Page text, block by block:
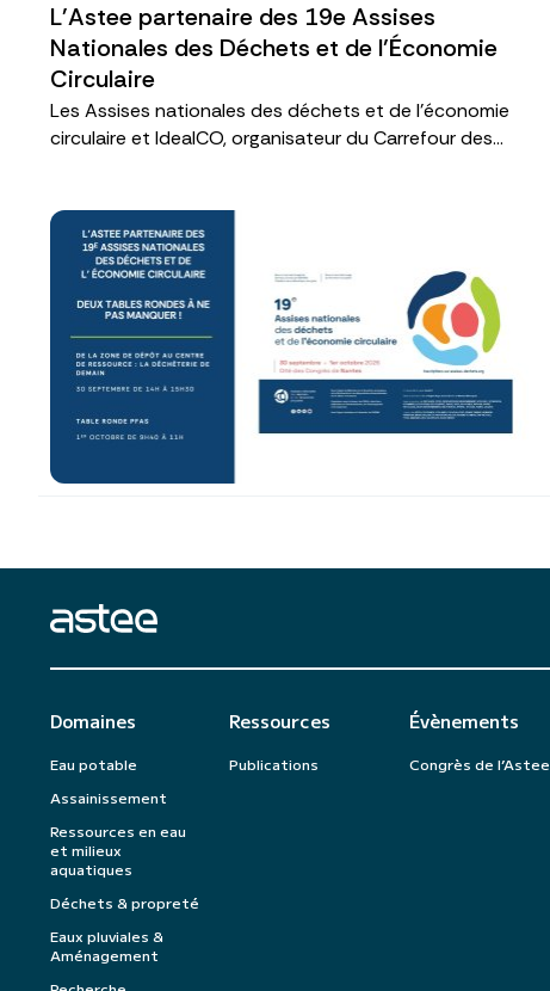
L'Astee partenaire des 19e Assises
Nationales des Déchets et de l’Économie
Circulaire
Les Assises nationales des déchets et de l’économie
circulaire et IdealCO, organisateur du Carrefour des...
Domaines
Eau potable
Assainissement
Ressources en eau
et milieux
aquatiques
Déchets & propreté
Eaux pluviales &
Aménagement
Ressources
Publications
Évènements
Congrès de l’Astee